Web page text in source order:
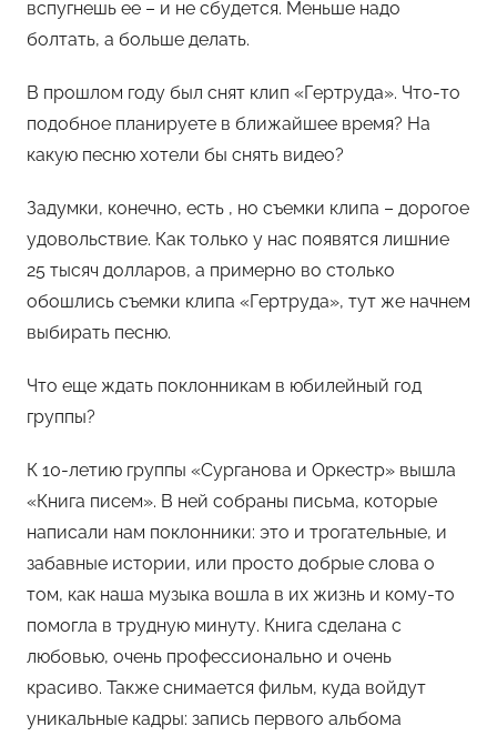
вспугнешь ее – и не сбудется. Меньше надо
болтать, а больше делать.
В прошлом году был снят клип «Гертруда». Что-то
подобное планируете в ближайшее время? На
какую песню хотели бы снять видео?
Задумки, конечно, есть , но съемки клипа – дорогое
удовольствие. Как только у нас появятся лишние
25 тысяч долларов, а примерно во столько
обошлись съемки клипа «Гертруда», тут же начнем
выбирать песню.
Что еще ждать поклонникам в юбилейный год
группы?
К 10-летию группы «Сурганова и Оркестр» вышла
«Книга писем». В ней собраны письма, которые
написали нам поклонники: это и трогательные, и
забавные истории, или просто добрые слова о
том, как наша музыка вошла в их жизнь и кому-то
помогла в трудную минуту. Книга сделана с
любовью, очень профессионально и очень
красиво. Также снимается фильм, куда войдут
уникальные кадры: запись первого альбома